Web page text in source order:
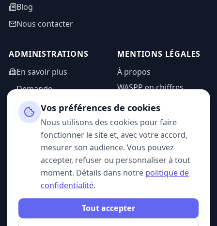
Blog
Nous contacter
ADMINISTRATIONS
En savoir plus
Demande
d'information
Espace admin
MENTIONS LÉGALES
À propos
WASPP en chiffres
Mentions légales
Politique de
confidentialité
CGU
SUIVEZ-NOUS
Vos préférences de cookies
Nous utilisons des cookies pour faire
fonctionner le site et, avec votre accord,
mesurer son audience. Vous pouvez
accepter, refuser ou personnaliser à tout
moment. Détails dans notre politique de
confidentialité.
Tout accepter